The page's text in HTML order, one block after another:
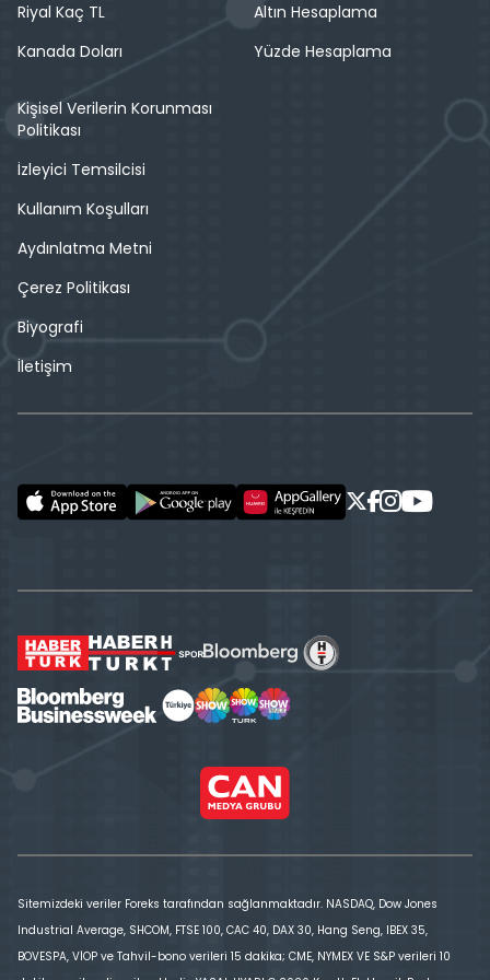
Riyal Kaç TL
Kanada Doları
Altın Hesaplama
Yüzde Hesaplama
Kişisel Verilerin Korunması
Politikası
İzleyici Temsilcisi
Kullanım Koşulları
Aydınlatma Metni
Çerez Politikası
Biyografi
İletişim
Sitemizdeki veriler Foreks tarafından sağlanmaktadır. NASDAQ, Dow Jones
Industrial Average, SHCOM, FTSE 100, CAC 40, DAX 30, Hang Seng, IBEX 35,
BOVESPA, VİOP ve Tahvil-bono verileri 15 dakika; CME, NYMEX VE S&P verileri 10